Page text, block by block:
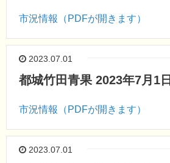
市況情報（PDFが開きます）
2023.07.01
都城竹田青果 2023年7月1日
市況情報（PDFが開きます）
2023.07.01